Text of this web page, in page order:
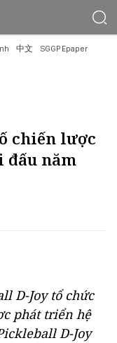
中文 SGGP Epaper
chiến lược
đấu năm
D-Joy tổ chức
phát triển hệ
D-Joy